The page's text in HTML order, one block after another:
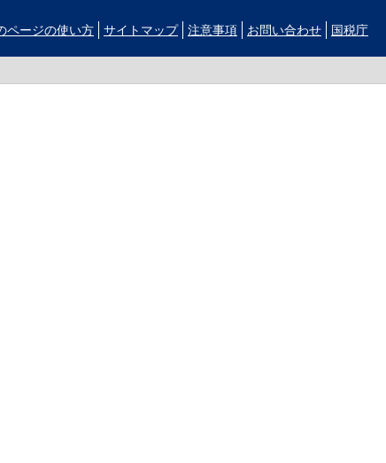
ページの使い方 サイトマップ 注意事項 お問い合わせ 国税庁